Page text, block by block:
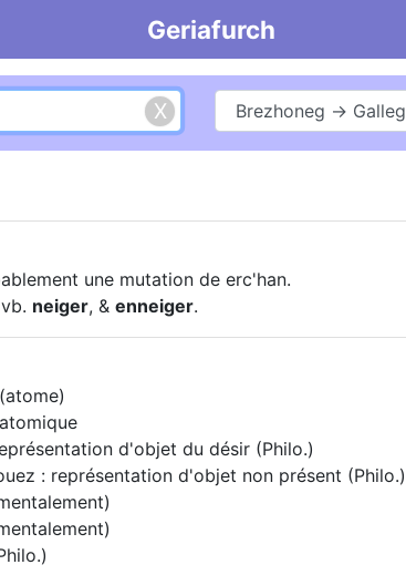
Geriafurch
Brezhoneg → Galleg
une mutation de erc'han.
neiger, & enneiger.
d'objet du désir (Philo.)
: représentation d'objet non présent (Philo.)